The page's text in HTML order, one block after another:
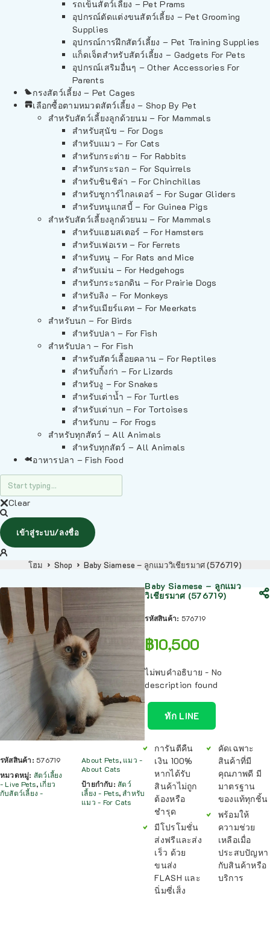
รถเข็นสัตว์เลี้ยง – Pet Prams
อุปกรณ์ตัดแต่งขนสัตว์เลี้ยง – Pet Grooming
Supplies
อุปกรณ์การฝึกสัตว์เลี้ยง – Pet Training Supplies
แก็ดเจ็ตสำหรับสัตว์เลี้ยง – Gadgets For Pets
อุปกรณ์เสริมอื่นๆ – Other Accessories For
Parents
กรงสัตว์เลี้ยง – Pet Cages
เลือกซื้อตามหมวดสัตว์เลี้ยง – Shop By Pet
สำหรับสัตว์เลี้ยงลูกด้วยนม – For Mammals
สำหรับสุนัข – For Dogs
สำหรับแมว – For Cats
สำหรับกระต่าย – For Rabbits
สำหรับกระรอก – For Squirrels
สำหรับชินชิล่า – For Chinchillas
สำหรับชูการ์ไกลเดอร์ – For Sugar Gliders
สำหรับหนูแกสบี้ – For Guinea Pigs
สำหรับสัตว์เลี้ยงลูกด้วยนม – For Mammals
สำหรับแฮมสเตอร์ – For Hamsters
สำหรับเฟอเรท – For Ferrets
สำหรับหนู – For Rats and Mice
สำหรับเม่น – For Hedgehogs
สำหรับกระรอกดิน – For Prairie Dogs
สำหรับลิง – For Monkeys
สำหรับเมียร์แคท – For Meerkats
สำหรับนก – For Birds
สำหรับปลา – For Fish
สำหรับปลา – For Fish
สำหรับสัตว์เลื้อยคลาน – For Reptiles
สำหรับกิ้งก่า – For Lizards
สำหรับงู – For Snakes
สำหรับเต่าน้ำ – For Turtles
สำหรับเต่าบก – For Tortoises
สำหรับกบ – For Frogs
สำหรับทุกสัตว์ – All Animals
สำหรับทุกสัตว์ – All Animals
อาหารปลา – Fish Food
Clear
เข้าสู่ระบบ/ลงชื่อ
โฮม Shop Baby Siamese – ลูกแมววิเชียรมาศ (576719)
รหัสสินค้า: 576719
หมวดหมู่: สัตว์เลี้ยง
- Live Pets, เกี่ยว
กับสัตว์เลี้ยง -
About Pets, แมว -
About Cats
ป้ายกำกับ:สัตว์
เลี้ยง - Pets,สำหรับ
แมว - For Cats
Baby Siamese – ลูกแมว
วิเชียรมาศ (576719)
รหัสสินค้า: 576719
฿10,500
ไม่พบคำอธิบาย - No
description found
ทัก LINE
การันตีคืน
เงิน 100%
หากได้รับ
สินค้าไม่ถูก
ต้องหรือ
ชำรุด
มีโปรโมชั่น
ส่งฟรีและส่ง
เร็ว ด้วย
ขนส่ง
FLASH และ
นิ่มซี่เส็ง
คัดเฉพาะ
สินค้าที่มี
คุณภาพดี มี
มาตรฐาน
ของแท้ทุกชิ้น
พร้อมให้
ความช่วย
เหลือเมื่อ
ประสบปัญหา
กับสินค้าหรือ
บริการ